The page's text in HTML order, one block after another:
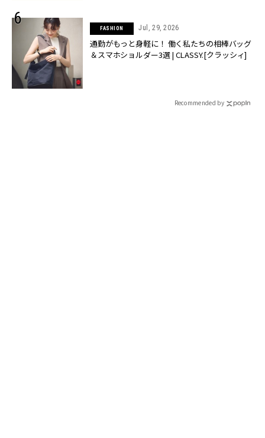
FASHION Jul, 29, 2026
通勤がもっと身軽に！ 働く私たちの相棒バッグ
＆スマホショルダー3選 | CLASSY.[クラッシィ]
Recommended by